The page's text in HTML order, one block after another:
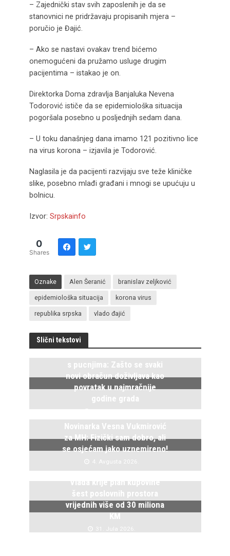
– Zajednički stav svih zaposlenih je da se
stanovnici ne pridržavaju propisanih mjera –
poručio je Đajić.
– Ako se nastavi ovakav trend bićemo
onemogućeni da pružamo usluge drugim
pacijentima – istakao je on.
Direktorka Doma zdravlja Banjaluka Nevena
Todorović ističe da se epidemiološka situacija
pogoršala posebno u posljednjih sedam dana.
– U toku današnjeg dana imamo 121 pozitivno lice
na virus korona – izjavila je Todorović.
Naglasila je da pacijenti razvijaju sve teže kliničke
slike, posebno mlađi građani i mnogi se upućuju u
bolnicu.
Izvor: Srpskainfo
0
Shares
Oznake Alen Šeranić branislav zeljković
epidemiološka situacija korona virus
republika srpska vlado đajić
Slični tekstovi
s pucnjima: Zašto se svaki
novi obračun doživljava kao
povratak u najmračnije
godine grada
5. Avgusta 2026.
Novinarka Vesna Vukmirović
za MH: Fizički sam dobro, ali
se osjećam jako uznemireno!
4. Avgusta 2026.
Vlada krije plan kupovine
šest poslovnih prostora
vrijednih više od 30 miliona
KM
31. Jula 2026.